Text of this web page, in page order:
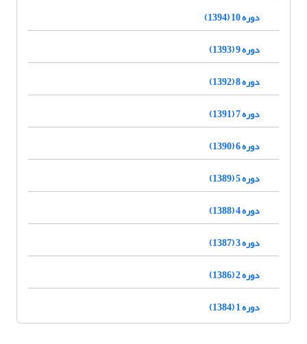
دوره 10 (1394)
دوره 9 (1393)
دوره 8 (1392)
دوره 7 (1391)
دوره 6 (1390)
دوره 5 (1389)
دوره 4 (1388)
دوره 3 (1387)
دوره 2 (1386)
دوره 1 (1384)